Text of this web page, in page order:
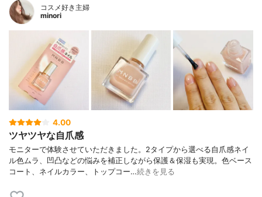
コスメ好き主婦
minori
4.00
ツヤツヤな自爪感
モニターで体験させていただきました。2タイプから選べる自爪感ネイ
ル色ムラ、凹凸などの悩みを補正しながら保護＆保湿も実現。色ベース
コート、ネイルカラー、トップコー…続きを見る